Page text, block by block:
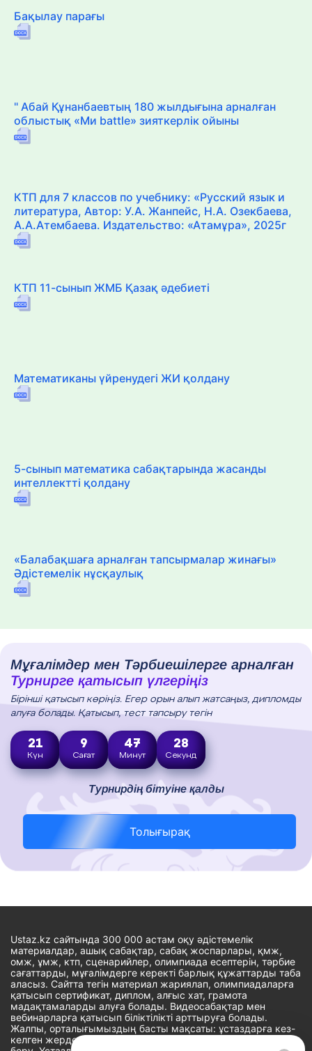
Бақылау парағы
" Абай Құнанбаевтың 180 жылдығына арналған
облыстық «Ми battle» зияткерлік ойыны
КТП для 7 классов по учебнику: «Русский язык и
литература, Автор: У.А. Жанпейс, Н.А. Озекбаева,
А.А.Атембаева. Издательство: «Атамұра», 2025г
КТП 11-сынып ЖМБ Қазақ әдебиеті
Математиканы үйренудегі ЖИ қолдану
5-сынып математика сабақтарында жасанды
интеллектті қолдану
«Балабақшаға арналған тапсырмалар жинағы»
Әдістемелік нұсқаулық
Мұғалімдер мен Тәрбиешілерге арналған
Турнирге қатысып үлгеріңіз
Бірінші қатысып көріңіз. Егер орын алып жатсаңыз, дипломды
алуға болады. Қатысып, тест тапсыру тегін
21
Күн
9
Сағат
47
Минут
27
Секунд
Турнирдің бітуіне қалды
Толығырақ
Ustaz.kz сайтында 300 000 астам оқу әдістемелік
материалдар, ашық сабақтар, сабақ жоспарлары, қмж,
омж, ұмж, ктп, сценарийлер, олимпиада есептерін, тәрбие
сағаттарды, мұғалімдерге керекті барлық құжаттарды таба
аласыз. Сайтта тегін материал жариялап, олимпиадаларға
қатысып сертификат, диплом, алғыс хат, грамота
мадақтамаларды алуға болады. Видеосабақтар мен
вебинарларға қатысып біліктілікті арттыруға болады.
Жалпы, орталығымыздың басты мақсаты: ұстаздарға кез-
келген жерде, кез-келген уақытта білім алуына мүмкіндік